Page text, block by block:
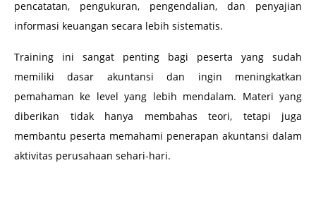
pencatatan, pengukuran, pengendalian, dan penyajian
informasi keuangan secara lebih sistematis.
Training ini sangat penting bagi peserta yang sudah
memiliki dasar akuntansi dan ingin meningkatkan
pemahaman ke level yang lebih mendalam. Materi yang
diberikan tidak hanya membahas teori, tetapi juga
membantu peserta memahami penerapan akuntansi dalam
aktivitas perusahaan sehari-hari.